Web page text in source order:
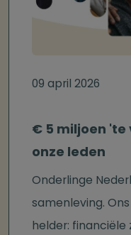
09 april 2026
€ 5 miljoen 'te
onze leden
Onderlinge
samenleving.
helder: financiële